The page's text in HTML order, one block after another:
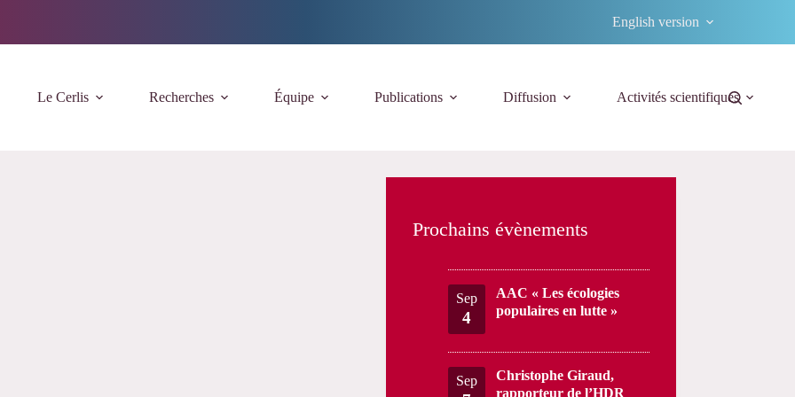
English version
Le Cerlis Recherches Équipe Publications Diffusion Activités scientifiques
Prochains évènements
Sep
4
AAC « Les écologies
populaires en lutte »
Sep
Christophe Giraud,
rapporteur de l’HDR